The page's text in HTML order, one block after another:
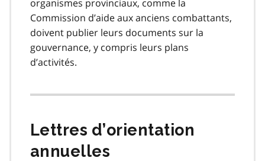
organismes provinciaux, comme la
Commission d’aide aux anciens combattants,
doivent publier leurs documents sur la
gouvernance, y compris leurs plans
d’activités.
Lettres d’orientation
annuelles